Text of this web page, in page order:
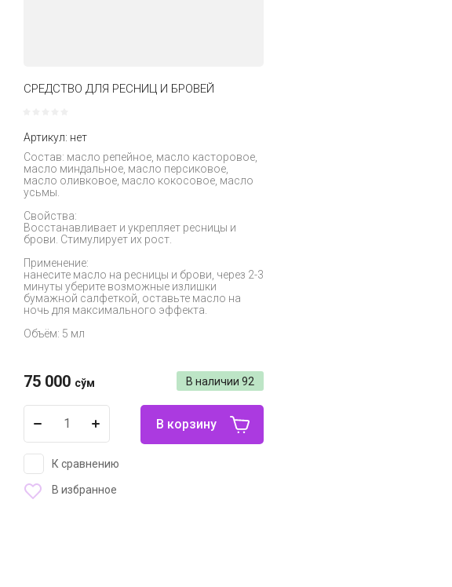
СРЕДСТВО ДЛЯ РЕСНИЦ И БРОВЕЙ
Артикул: нет
Состав: масло репейное, масло касторовое,
масло миндальное, масло персиковое,
масло оливковое, масло кокосовое, масло
усьмы.
Свойства:
Восстанавливает и укрепляет ресницы и
брови. Стимулирует их рост.
Применение:
нанесите масло на ресницы и брови, через 2-3
минуты уберите возможные излишки
бумажной салфеткой, оставьте масло на
ночь для максимального эффекта.
Объём: 5 мл
В наличии 92
75 000 сўм
В корзину
К сравнению
В избранное